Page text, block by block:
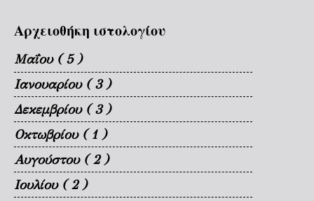
Αρχειοθήκη ιστολογίου
Μαΐου ( 5 )
Ιανουαρίου ( 3 )
Δεκεμβρίου ( 3 )
Οκτωβρίου ( 1 )
Αυγούστου ( 2 )
Ιουλίου ( 2 )